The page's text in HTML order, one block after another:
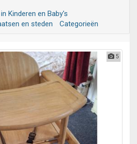
Kinderen en Baby's
en steden Categorieën
5